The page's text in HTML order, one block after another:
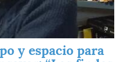
y espacio para